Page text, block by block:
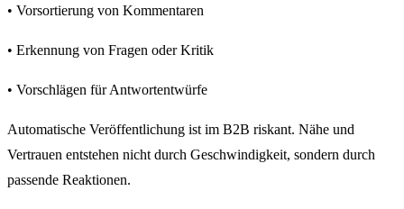
• Vorsortierung von Kommentaren
• Erkennung von Fragen oder Kritik
• Vorschlägen für Antwortentwürfe
Automatische Veröffentlichung ist im B2B riskant. Nähe und
Vertrauen entstehen nicht durch Geschwindigkeit, sondern durch
passende Reaktionen.